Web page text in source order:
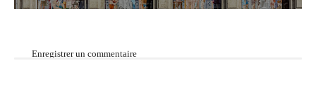
Enregistrer un commentaire